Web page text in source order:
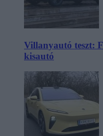
Villanyautó teszt:
kisautó